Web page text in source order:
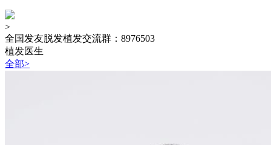
>
全国发友脱发植发交流群：8976503
植发医生
全部>